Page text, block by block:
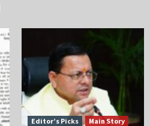
Editor’s Picks
Main Story